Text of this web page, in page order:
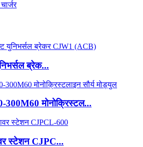
ब्रेक...
300M60 मोनोक्रिस्टल...
स्टेशन CJPC...